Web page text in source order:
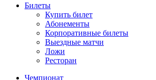
Билеты
Купить билет
Абонементы
Корпоративные билеты
Выездные матчи
Ложи
Ресторан
Чемпионат